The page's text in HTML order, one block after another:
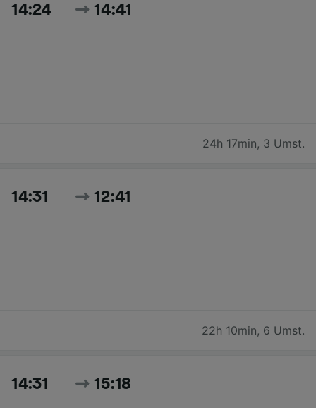
14:24 14:41
24h 17min, 3 Umst.
14:31 12:41
22h 10min, 6 Umst.
14:31 15:18